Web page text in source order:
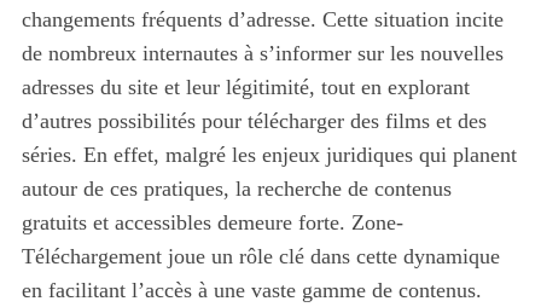
changements fréquents d’adresse. Cette situation incite
de nombreux internautes à s’informer sur les nouvelles
adresses du site et leur légitimité, tout en explorant
d’autres possibilités pour télécharger des films et des
séries. En effet, malgré les enjeux juridiques qui planent
autour de ces pratiques, la recherche de contenus
gratuits et accessibles demeure forte. Zone-
Téléchargement joue un rôle clé dans cette dynamique
en facilitant l’accès à une vaste gamme de contenus.